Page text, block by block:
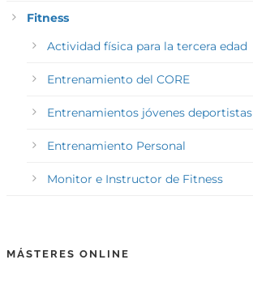
Fitness
Actividad física para la tercera edad
Entrenamiento del CORE
Entrenamientos jóvenes deportistas
Entrenamiento Personal
Monitor e Instructor de Fitness
MÁSTERES ONLINE